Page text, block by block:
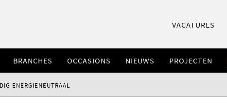
VACATURES
BRANCHES OCCASIONS NIEUWS PROJECTEN
ENERGIENEUTRAAL